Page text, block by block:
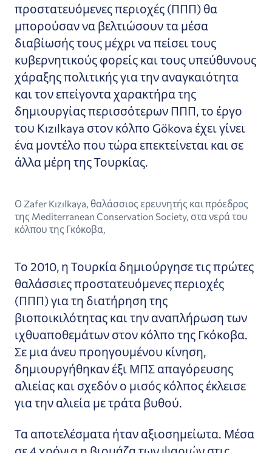
προστατευόμενες περιοχές (ΠΠΠ) θα
μπορούσαν να βελτιώσουν τα μέσα
διαβίωσής τους μέχρι να πείσει τους
κυβερνητικούς φορείς και τους υπεύθυνους
χάραξης πολιτικής για την αναγκαιότητα
και τον επείγοντα χαρακτήρα της
δημιουργίας περισσότερων ΠΠΠ, το έργο
του Kızılkaya στον κόλπο Gökova έχει γίνει
ένα μοντέλο που τώρα επεκτείνεται και σε
άλλα μέρη της Τουρκίας.
Ο Zafer Kızılkaya, θαλάσσιος ερευνητής και πρόεδρος
της Mediterranean Conservation Society, στα νερά του
κόλπου της Γκόκοβα,
Το 2010, η Τουρκία δημιούργησε τις πρώτες
θαλάσσιες προστατευόμενες περιοχές
(ΠΠΠ) για τη διατήρηση της
βιοποικιλότητας και την αναπλήρωση των
ιχθυαποθεμάτων στον κόλπο της Γκόκοβα.
Σε μια άνευ προηγουμένου κίνηση,
δημιουργήθηκαν έξι ΜΠΣ απαγόρευσης
αλιείας και σχεδόν ο μισός κόλπος έκλεισε
για την αλιεία με τράτα βυθού.
Τα αποτελέσματα ήταν αξιοσημείωτα. Μέσα